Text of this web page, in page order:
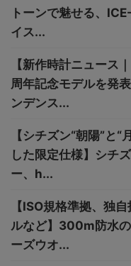
トーンで魅せる、
イス...
【新作時計ニュース
周年記念モデルを発
ンデンス...
【シチズン“朝陽”と“
した限定仕様】シチ
ー、h...
【ISO規格準拠、独
ルなど】300m防水
ーズウオ...